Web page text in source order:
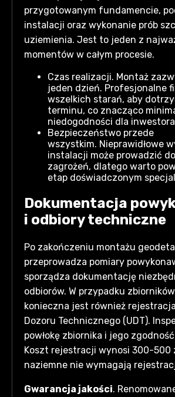
przygotowanym fundamencie,
instalacji oraz wykonanie prób
uziemienia. Jest to jeden z
momentów w całym procesie.
Czas realizacji. Montaż
jeden dzień. Profesjonalne
wszelkich starań, aby
terminu, co znacząco
niedogodności dla
Bezpieczeństwo przede
wszystkim. Nieprawidłowe
instalacji może prowadzić
zagrożeń, dlatego warto
etap doświadczonym
Dokumentacja
i odbiory techniczne
Po zakończeniu montażu geodeta
przeprowadza pomiary
sporządza dokumentację
odbiorów. W przypadku
konieczna jest również
Dozoru Technicznego (UDT).
powłokę zbiornika i jego
Koszt rejestracji wynosi 300-500
naziemne nie wymagają
Gwarancja jakości.